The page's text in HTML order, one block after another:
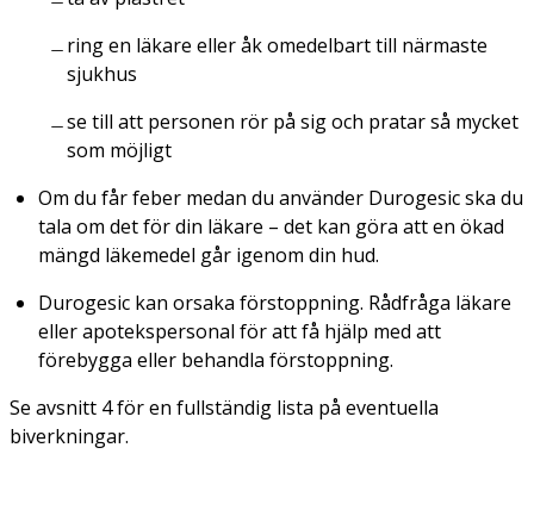
ring en läkare eller åk omedelbart till närmaste
sjukhus
se till att personen rör på sig och pratar så mycket
som möjligt
Om du får feber medan du använder Durogesic ska du
tala om det för din läkare – det kan göra att en ökad
mängd läkemedel går igenom din hud.
Durogesic kan orsaka förstoppning. Rådfråga läkare
eller apotekspersonal för att få hjälp med att
förebygga eller behandla förstoppning.
Se avsnitt 4 för en fullständig lista på eventuella
biverkningar.